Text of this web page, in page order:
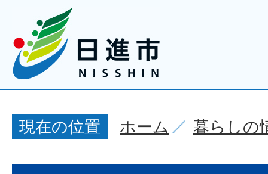
現在の位置 ホーム 暮らしの